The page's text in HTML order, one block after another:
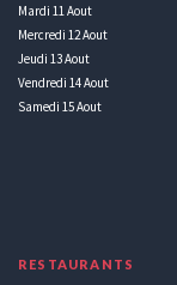
Mardi 11 Aout
Mercredi 12 Aout
Jeudi 13 Aout
Vendredi 14 Aout
Samedi 15 Aout
RESTAURANTS